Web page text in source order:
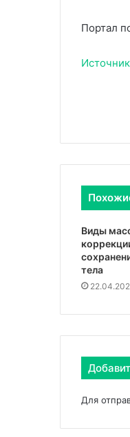
Портал
Источник
Виды
тела
Для